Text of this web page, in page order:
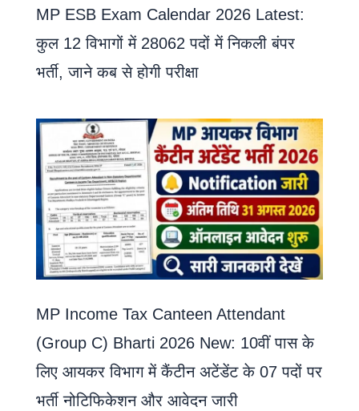
MP ESB Exam Calendar 2026 Latest:
कुल 12 विभागों में 28062 पदों में निकली बंपर
भर्ती, जाने कब से होगी परीक्षा
MP Income Tax Canteen Attendant
(Group C) Bharti 2026 New: 10वीं पास के
लिए आयकर विभाग में कैंटीन अटेंडेंट के 07 पदों पर
भर्ती नोटिफिकेशन और आवेदन जारी